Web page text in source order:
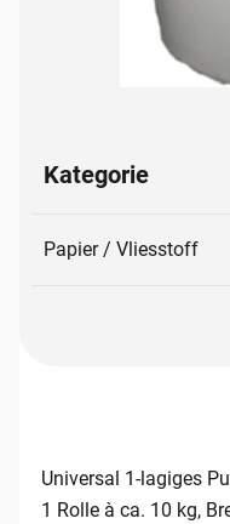
Kategorie
Papier / Vliesstoff
Universal 1-lagiges
1 Rolle à ca. 10 kg,